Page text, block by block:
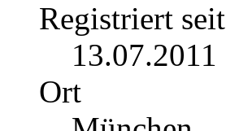
Registriert seit
13.07.2011
Ort